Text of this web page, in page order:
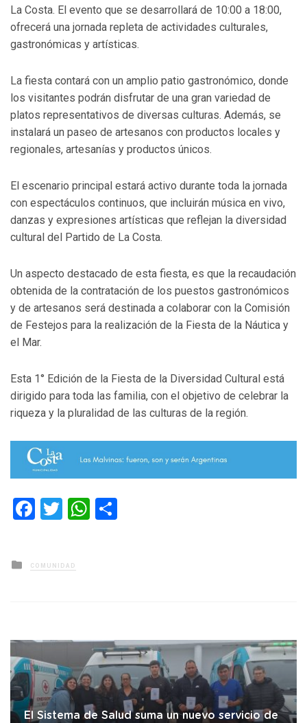
La Costa. El evento que se desarrollará de 10:00 a 18:00,
ofrecerá una jornada repleta de actividades culturales,
gastronómicas y artísticas.
La fiesta contará con un amplio patio gastronómico, donde
los visitantes podrán disfrutar de una gran variedad de
platos representativos de diversas culturas. Además, se
instalará un paseo de artesanos con productos locales y
regionales, artesanías y productos únicos.
El escenario principal estará activo durante toda la jornada
con espectáculos continuos, que incluirán música en vivo,
danzas y expresiones artísticas que reflejan la diversidad
cultural del Partido de La Costa.
Un aspecto destacado de esta fiesta, es que la recaudación
obtenida de la contratación de los puestos gastronómicos
y de artesanos será destinada a colaborar con la Comisión
de Festejos para la realización de la Fiesta de la Náutica y
el Mar.
Esta 1° Edición de la Fiesta de la Diversidad Cultural está
dirigido para toda las familia, con el objetivo de celebrar la
riqueza y la pluralidad de las culturas de la región.
Facebook
TwitterWhatsApp
Posted
in
COMUNIDAD
El Sistema de Salud suma un nuevo servicio de